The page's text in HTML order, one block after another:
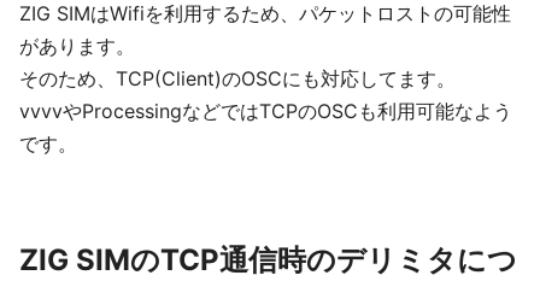
ZIG SIMはWifiを利用するため、パケットロストの可能性
があります。
そのため、TCP(Client)のOSCにも対応してます。
vvvvやProcessingなどではTCPのOSCも利用可能なよう
です。
ZIG SIMのTCP通信時のデリミタにつ